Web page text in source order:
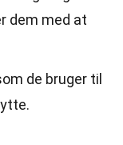
dem med at
de bruger til